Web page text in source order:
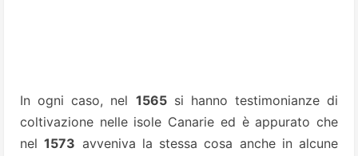
In ogni caso, nel 1565si hanno testimonianze di
coltivazione nelle isole Canarie ed è appurato che
nel1573 avveniva la stessa cosa anche in alcune